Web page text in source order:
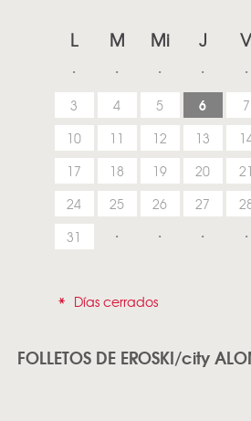
L M Mi J
3 4 5 6 7
10 11 12 13
17 18 19 20 21
24 25 26 27
31
* Días cerrados
FOLLETOS DE EROSKI/city